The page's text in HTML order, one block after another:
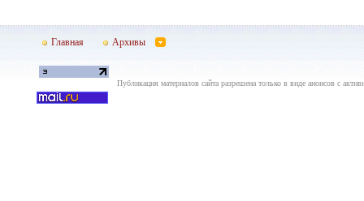
Главная Архивы
Публикация материалов сайта разрешена только в виде анонсов с